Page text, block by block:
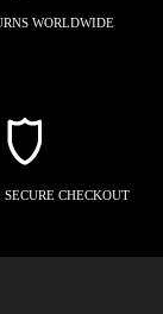
WORLDWIDE
CHECKOUT